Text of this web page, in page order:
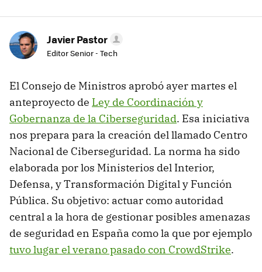
Javier Pastor
Editor Senior - Tech
El Consejo de Ministros aprobó ayer martes el
anteproyecto de Ley de Coordinación y
Gobernanza de la Ciberseguridad. Esa iniciativa
nos prepara para la creación del llamado Centro
Nacional de Ciberseguridad. La norma ha sido
elaborada por los Ministerios del Interior,
Defensa, y Transformación Digital y Función
Pública. Su objetivo: actuar como autoridad
central a la hora de gestionar posibles amenazas
de seguridad en España como la que por ejemplo
tuvo lugar el verano pasado con CrowdStrike.